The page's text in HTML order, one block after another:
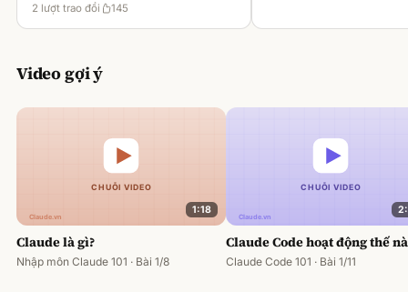
ChatGPT. Hiện chỉ có tài liệu về
2 lượt trao đổi 145
Video gợi ý
1:18
Claude là gì?
Nhập môn Claude 101 · Bài 1/8
Claude Code hoạt động thế
Claude Code 101 · Bài 1/11